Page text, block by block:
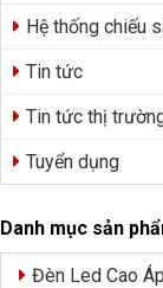
Hệ thống chiếu
Tin tức
Tin tức thị
Tuyển dụng
Danh mục sản
Đèn Led Cao Áp